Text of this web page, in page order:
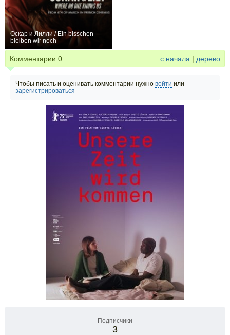
Оскар и Лилли / Ein bisschen
bleiben wir noch
Комментарии 0 с начала | дерево
Чтобы писать и оценивать комментарии нужно войти или
зарегистрироваться
Подписчики
3